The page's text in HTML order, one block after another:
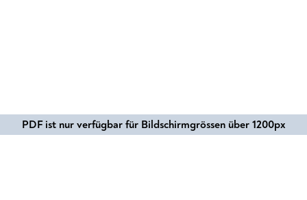
PDF ist nur verfügbar für Bildschirmgrössen über 1200px